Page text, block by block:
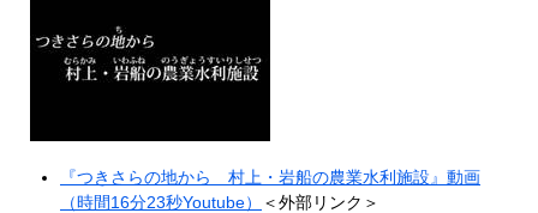
『つきさらの地から 村上・岩船の農業水利施設』動画
（時間16分23秒Youtube）
＜外部リンク＞